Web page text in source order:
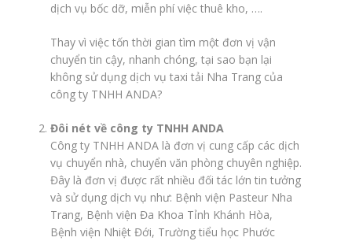
dịch vụ bốc dỡ, miễn phí việc thuê kho, ….
Thay vì việc tốn thời gian tìm một đơn vị vận
chuyển tin cậy, nhanh chóng, tại sao bạn lại
không sử dụng dịch vụ taxi tải Nha Trang của
công ty TNHH ANDA?
Đôi nét về công ty TNHH ANDA
Công ty TNHH ANDA là đơn vị cung cấp các dịch
vụ chuyển nhà, chuyển văn phòng chuyên nghiệp.
Đây là đơn vị được rất nhiều đối tác lớn tin tưởng
và sử dụng dịch vụ như: Bệnh viện Pasteur Nha
Trang, Bệnh viện Đa Khoa Tỉnh Khánh Hòa,
Bệnh viện Nhiệt Đới, Trường tiểu học Phước